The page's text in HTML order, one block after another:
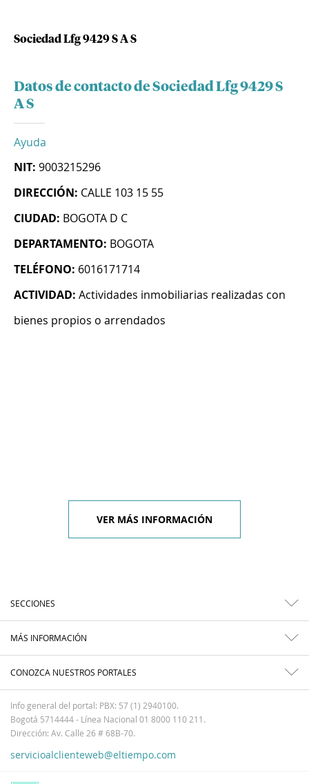
Sociedad Lfg 9429 S A S
Datos de contacto de Sociedad Lfg 9429 S
A S
Ayuda
NIT: 9003215296
DIRECCIÓN: CALLE 103 15 55
CIUDAD: BOGOTA D C
DEPARTAMENTO: BOGOTA
TELÉFONO: 6016171714
ACTIVIDAD: Actividades inmobiliarias realizadas con
bienes propios o arrendados
VER MÁS INFORMACIÓN
SECCIONES
MÁS INFORMACIÓN
CONOZCA NUESTROS PORTALES
Info general del portal: PBX: 57 (1) 2940100.
Bogotá 5714444 - Línea Nacional 01 8000 110 211.
Dirección: Av. Calle 26 # 68B-70.
servicioalclienteweb@eltiempo.com